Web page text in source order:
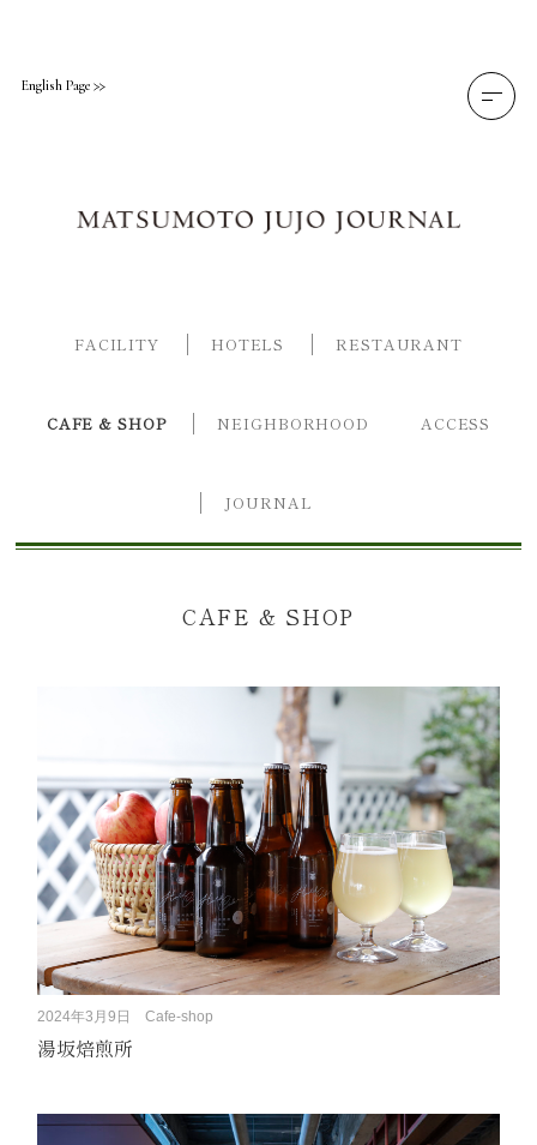
English Page
FACILITY HOTELS RESTAURANT
CAFE & SHOP NEIGHBORHOOD ACCESS
JOURNAL
CAFE & SHOP
2024年3月9日 Cafe-shop
湯坂焙煎所